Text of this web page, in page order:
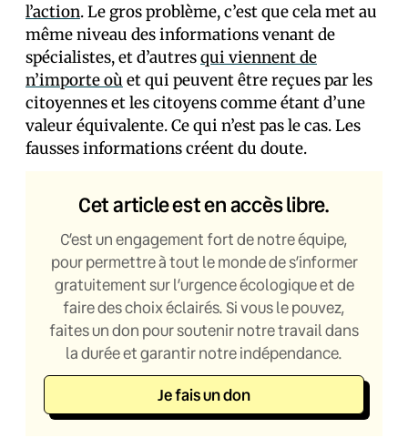
l’action. Le gros problème, c’est que cela met au
même niveau des informations venant de
spécialistes, et d’autresqui viennent de
n’importe où et qui peuvent être reçues par les
citoyennes et les citoyens comme étant d’une
valeur équivalente. Ce qui n’est pas le cas. Les
fausses informations créent du doute.
Cet article est en accès libre.
C’est un engagement fort de notre équipe,
pour permettre à tout le monde de s’informer
gratuitement sur l’urgence écologique et de
faire des choix éclairés. Si vous le pouvez,
faites un don pour soutenir notre travail dans
la durée et garantir notre indépendance.
Je fais un don